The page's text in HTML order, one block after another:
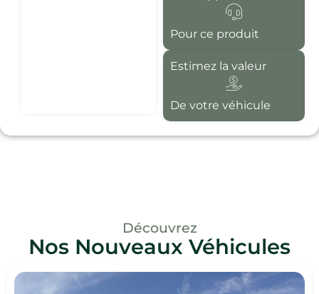
Pour ce produit
Estimez la valeur
De votre véhicule
Découvrez
Nos Nouveaux Véhicules